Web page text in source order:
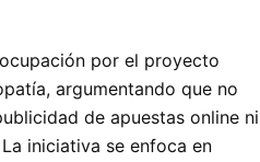
por el proyecto
argumentando que no
de apuestas online ni
iniciativa se enfoca en